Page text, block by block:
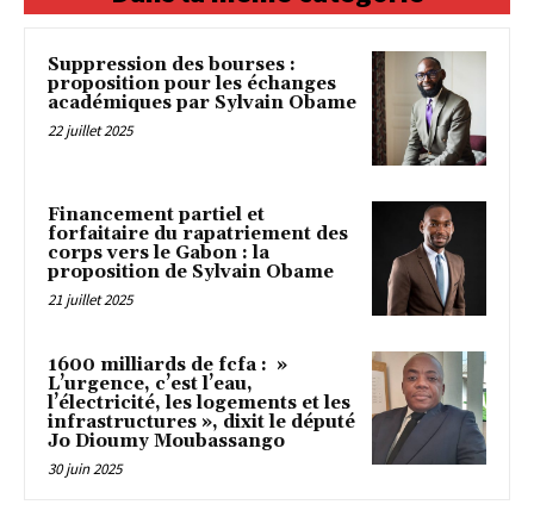
Suppression des bourses :
proposition pour les échanges
académiques par Sylvain Obame
22 juillet 2025
Financement partiel et
forfaitaire du rapatriement des
corps vers le Gabon : la
proposition de Sylvain Obame
21 juillet 2025
1600 milliards de fcfa : »
L’urgence, c’est l’eau,
l’électricité, les logements et les
infrastructures », dixit le député
Jo Dioumy Moubassango
30 juin 2025